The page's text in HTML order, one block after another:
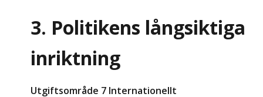
3. Politikens långsiktiga
inriktning
Utgiftsområde 7 Internationellt